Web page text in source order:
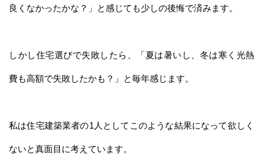
良くなかったかな？」と感じても少しの後悔で済みます。
しかし住宅選びで失敗したら、「夏は暑いし、冬は寒く光熱
費も高額で失敗したかも？」と毎年感じます。
私は住宅建築業者の1人としてこのような結果になって欲しく
ないと真面目に考えています。